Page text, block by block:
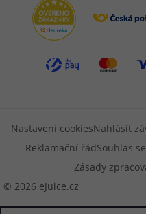
© 2026 eJuice.cz
Nastavení cookiesNahlásit
Reklamační řádSouhlas
Zásady